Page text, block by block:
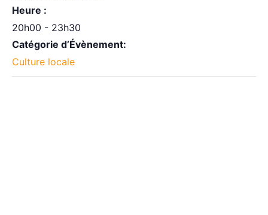
Heure :
20h00 - 23h30
Catégorie d’Évènement:
Culture locale